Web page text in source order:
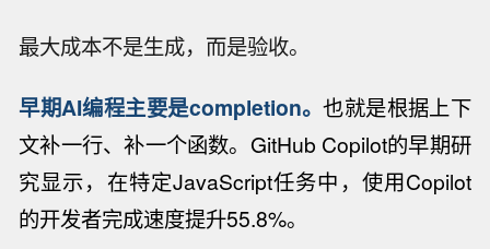
最大成本不是生成，而是验收。
早期AI编程主要是completion。也就是根据上下
文补一行、补一个函数。GitHub Copilot的早期研
究显示，在特定JavaScript任务中，使用Copilot
的开发者完成速度提升55.8%。